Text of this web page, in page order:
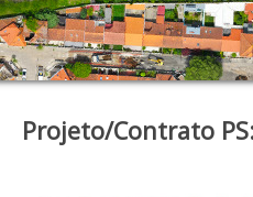
Projeto/Contrato